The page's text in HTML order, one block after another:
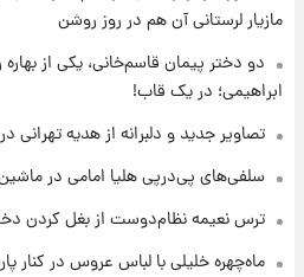
۱۳ ساعت پیش
با قدرتمندترین
شوید+ فیلم
۱۴ ساعت پیش
+جدول
۱۴ ساعت پیش
قیمت محصولات
مازیار لرستانی آن هم در روز روشن
دو دختر پیمان قاسم‌خانی، یکی از بهاره
ابراهیمی؛ در یک قاب!
تصاویر جدید و دلبرانه از هدیه تهرانی
سلفی‌های پی‌درپی هلیا امامی در
ترس نعیمه نظام‌دوست از بغل کردن
ماه‌چهره خلیلی با لباس عروس در کنار